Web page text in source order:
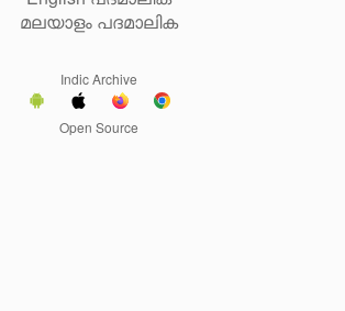
മലയാളം പദമാലിക
Indic Archive
Open Source